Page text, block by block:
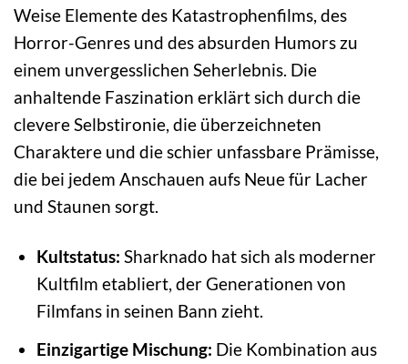
Weise Elemente des Katastrophenfilms, des
Horror-Genres und des absurden Humors zu
einem unvergesslichen Seherlebnis. Die
anhaltende Faszination erklärt sich durch die
clevere Selbstironie, die überzeichneten
Charaktere und die schier unfassbare Prämisse,
die bei jedem Anschauen aufs Neue für Lacher
und Staunen sorgt.
Kultstatus: Sharknado hat sich als moderner
Kultfilm etabliert, der Generationen von
Filmfans in seinen Bann zieht.
Einzigartige Mischung: Die Kombination aus